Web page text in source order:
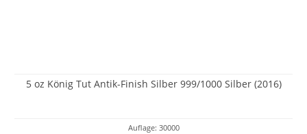
5 oz König Tut Antik-Finish Silber 999/1000 Silber (2016)
Auflage: 30000